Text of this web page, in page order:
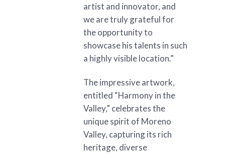
artist and innovator, and
we are truly grateful for
the opportunity to
showcase his talents in such
a highly visible location.”
The impressive artwork,
entitled “Harmony in the
Valley,” celebrates the
unique spirit of Moreno
Valley, capturing its rich
heritage, diverse